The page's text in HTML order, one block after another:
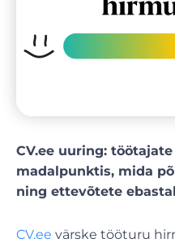
CV.ee uuring:
madalpunktis, mida
ning ettevõtete
CV.ee värske tööturu